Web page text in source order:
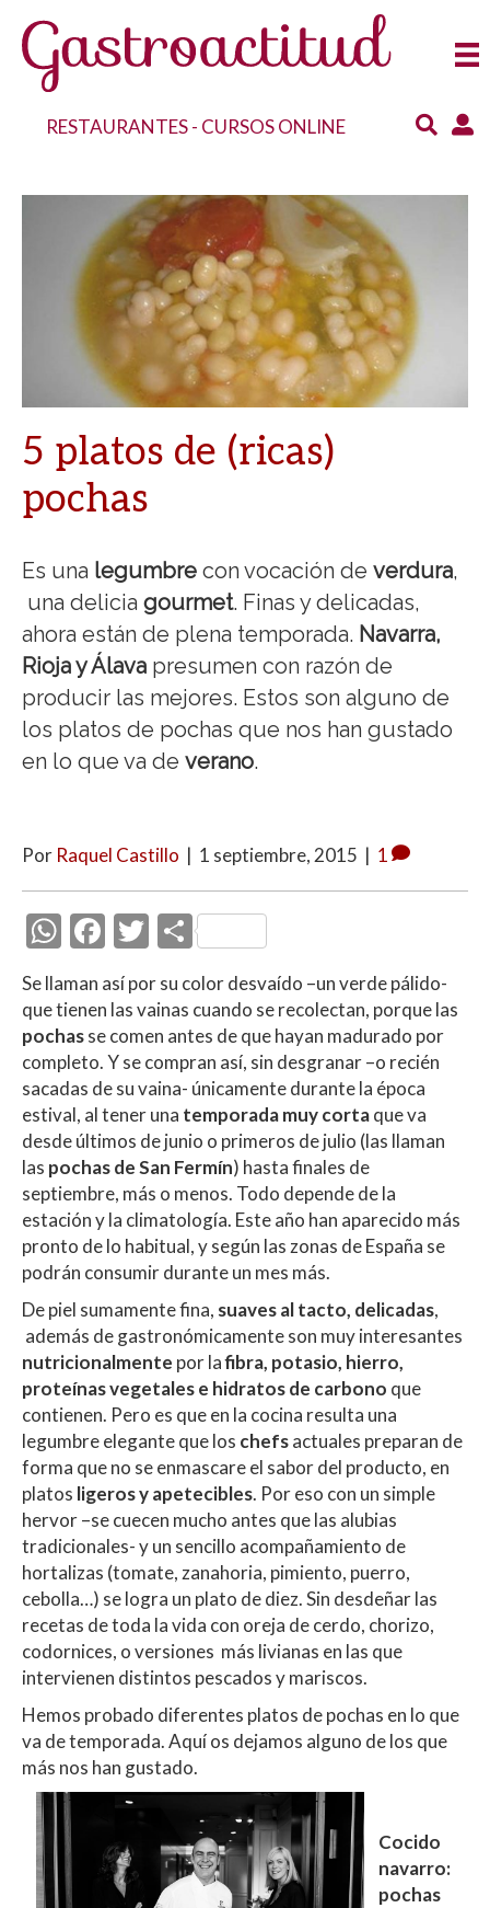
RESTAURANTES- CURSOS ONLINE
5 platos de (ricas)
pochas
Es una legumbre con vocación de verdura,
una delicia gourmet. Finas y delicadas,
ahora están de plena temporada. Navarra,
Rioja y Álava presumen con razón de
producir las mejores. Estos son alguno de
los platos de pochas que nos han gustado
en lo que va de verano.
Por Raquel Castillo | 1 septiembre, 2015 | 1
W
at
s
A
p
p
F
ac
e
b
o
o
k
T
itt
er
C
o
m
p
ar
ti
r
Se llaman así por su color desvaído –un verde pálido-
que tienen las vainas cuando se recolectan, porque las
pochasse comen antes de que hayan madurado por
completo. Y se compran así, sin desgranar –o recién
sacadas de su vaina- únicamente durante la época
estival, al tener una temporada muy cortaque va
desde últimos de junio o primeros de julio (las llaman
las pochas de San Fermín) hasta finales de
septiembre, más o menos. Todo depende de la
estación y la climatología. Este año han aparecido más
pronto de lo habitual, y según las zonas de España se
podrán consumir durante un mes más.
De piel sumamente fina, suaves al tacto, delicadas,
además de gastronómicamente son muy interesantes
nutricionalmente por lafibra, potasio, hierro,
proteínas vegetales e hidratos de carbono que
contienen. Pero es que en la cocina resulta una
legumbre elegante que los chefsactuales preparan de
forma que no se enmascare el sabor del producto, en
platos ligeros y apetecibles. Por eso con un simple
hervor –se cuecen mucho antes que las alubias
tradicionales- y un sencillo acompañamiento de
hortalizas (tomate, zanahoria, pimiento, puerro,
cebolla…) se logra un plato de diez. Sin desdeñar las
recetas de toda la vida con oreja de cerdo, chorizo,
codornices, o versiones más livianas en las que
intervienen distintos pescados y mariscos.
Hemos probado diferentes platos de pochas en lo que
va de temporada. Aquí os dejamos alguno de los que
más nos han gustado.
Cocido
navarro:
pochas